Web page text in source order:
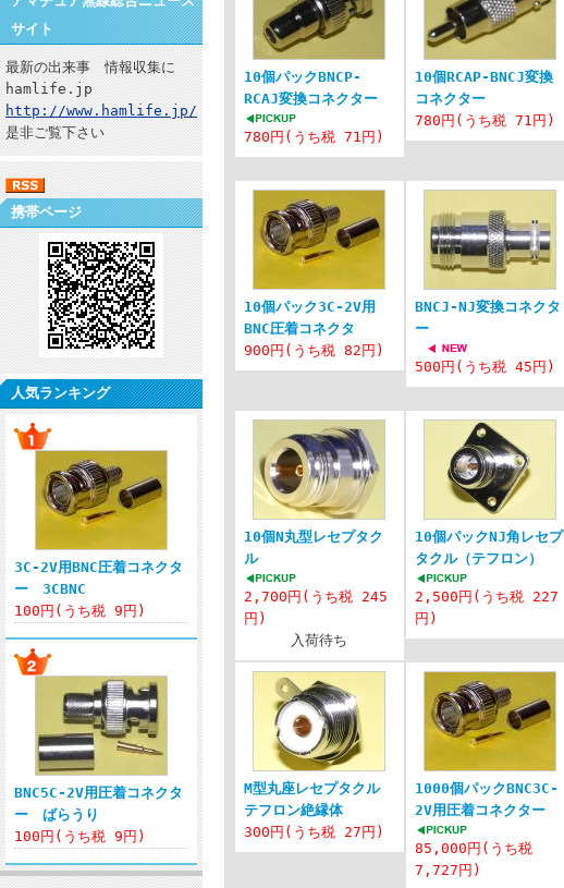
サイト
最新の出来事 情報収集に
hamlife.jp
http://www.hamlife.jp/
是非ご覧下さい
携帯ページ
人気ランキング
3C-2V用BNC圧着コネクタ
ー 3CBNC
100円(うち税 9円)
BNC5C-2V用圧着コネクタ
ー ばらうり
100円(うち税 9円)
10個パックBNCP-
RCAJ変換コネクター
780円(うち税 71円)
10個RCAP-BNCJ変換
コネクター
780円(うち税 71円)
10個パック3C-2V用
BNC圧着コネクタ
900円(うち税 82円)
BNCJ-NJ変換コネクタ
ー
500円(うち税 45円)
10個N丸型レセプタク
ル
2,700円(うち税 245
円)
入荷待ち
10個パックNJ角レセプ
タクル（テフロン）
2,500円(うち税 227
円)
M型丸座レセプタクル
テフロン絶縁体
300円(うち税 27円)
1000個パックBNC3C-
2V用圧着コネクター
85,000円(うち税
7,727円)